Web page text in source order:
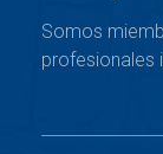
Somos
profesionales